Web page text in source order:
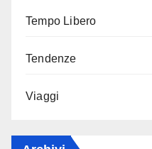
Tempo Libero
Tendenze
Viaggi